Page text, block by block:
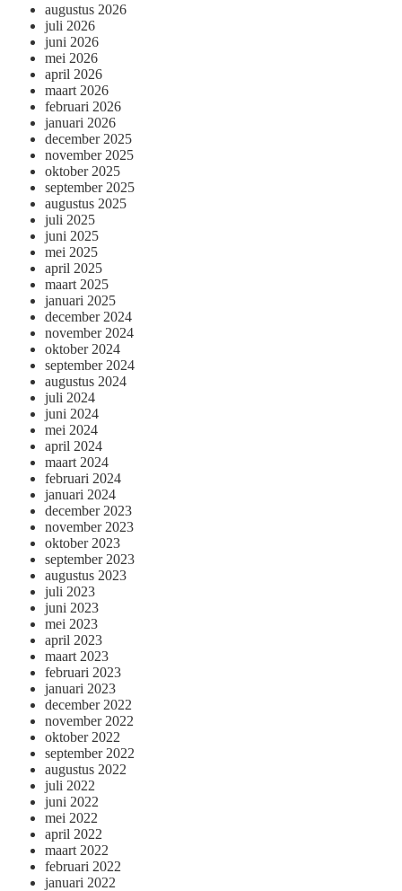
augustus 2026
juli 2026
juni 2026
mei 2026
april 2026
maart 2026
februari 2026
januari 2026
december 2025
november 2025
oktober 2025
september 2025
augustus 2025
juli 2025
juni 2025
mei 2025
april 2025
maart 2025
januari 2025
december 2024
november 2024
oktober 2024
september 2024
augustus 2024
juli 2024
juni 2024
mei 2024
april 2024
maart 2024
februari 2024
januari 2024
december 2023
november 2023
oktober 2023
september 2023
augustus 2023
juli 2023
juni 2023
mei 2023
april 2023
maart 2023
februari 2023
januari 2023
december 2022
november 2022
oktober 2022
september 2022
augustus 2022
juli 2022
juni 2022
mei 2022
april 2022
maart 2022
februari 2022
januari 2022